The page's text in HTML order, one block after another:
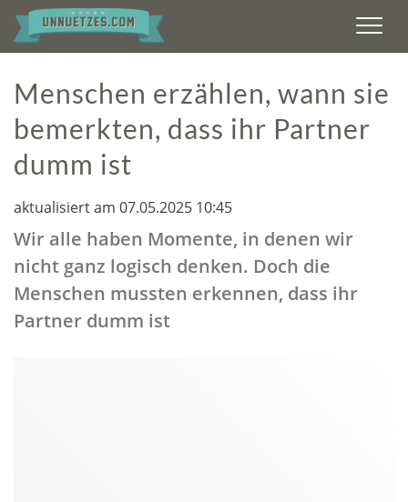
Menschen erzählen, wann sie
bemerkten, dass ihr Partner
dumm ist
aktualisiert am 07.05.2025 10:45
Wir alle haben Momente, in denen wir
nicht ganz logisch denken. Doch die
Menschen mussten erkennen, dass ihr
Partner dumm ist